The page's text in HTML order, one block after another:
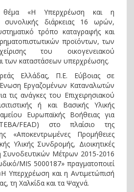
«Η Υπερχρέωση και η
συνολικής διάρκειας 16 ωρών,
τρόπο καταγραφής και
προϊόντων, των
του οικογενειακού
των καταστάσεων υπερχρέωσης.
Ελλάδας, Π.Ε. Εύβοιας σε
Εργαζομένων Καταναλωτών
τις ανάγκες του Επιχειρησιακού
ή και Βασικής Υλικής
Ευρωπαϊκής Βοήθειας για
FEAD) στο πλαίσιο της
«Αποκεντρωμένες Προμήθειες
Υλικής Συνδρομής, Διοικητικές
Συνοδευτικών Μέτρων 2015-2016
MIS 5000187» πραγματοποιεί
Υπερχρέωση και η Αντιμετώπισή
τη Χαλκίδα και τα Ψαχνά.